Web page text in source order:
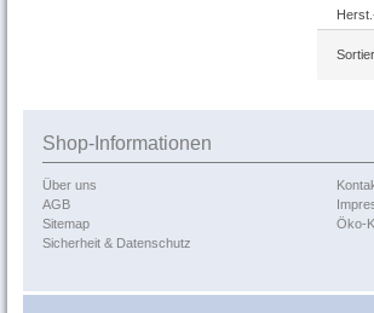
Shop-Informationen
Über uns
AGB
Sitemap
Sicherheit & Datenschutz
Öko-